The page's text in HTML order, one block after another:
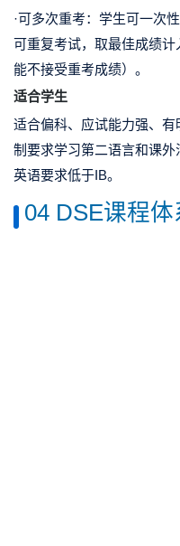
·可多次重考： 学生可一次
可重复考试，取最佳成绩计
能不接受重考成绩）。
适合学生
适合偏科、应试能力强、有
制要求学习第二语言和课外
英语要求低于IB。
04 DSE课程体